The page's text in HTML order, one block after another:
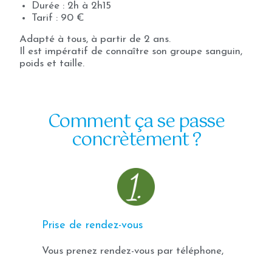
Durée : 2h à 2h15
Tarif : 90 €
Adapté à tous, à partir de 2 ans.
Il est impératif de connaître son groupe sanguin,
poids et taille.
Comment ça se passe
concrètement ?
Prise de rendez-vous
Vous prenez rendez-vous par téléphone,